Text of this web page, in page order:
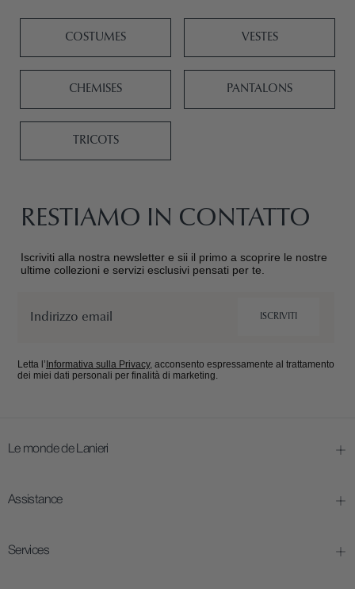
COSTUMES VESTES
CHEMISES PANTALONS
TRICOTS
RESTIAMO IN CONTATTO
Iscriviti alla nostra newsletter e sii il primo a scoprire le nostre
ultime collezioni e servizi esclusivi pensati per te.
ISCRIVITI
Letta l’Informativa sulla Privacy, acconsento espressamente al trattamento
dei miei dati personali per finalità di marketing.
Le monde de Lanieri
Assistance
Services